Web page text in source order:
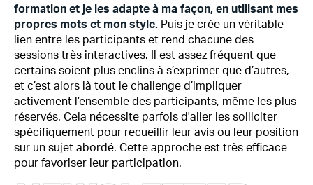
formation et je les adapte à ma façon, en utilisant mes
propres mots et mon style. Puis je crée un véritable
lien entre les participants et rend chacune des
sessions très interactives. Il est assez fréquent que
certains soient plus enclins à s’exprimer que d’autres,
et c’est alors là tout le challenge d’impliquer
activement l’ensemble des participants, même les plus
réservés. Cela nécessite parfois d'aller les solliciter
spécifiquement pour recueillir leur avis ou leur position
sur un sujet abordé. Cette approche est très efficace
pour favoriser leur participation.